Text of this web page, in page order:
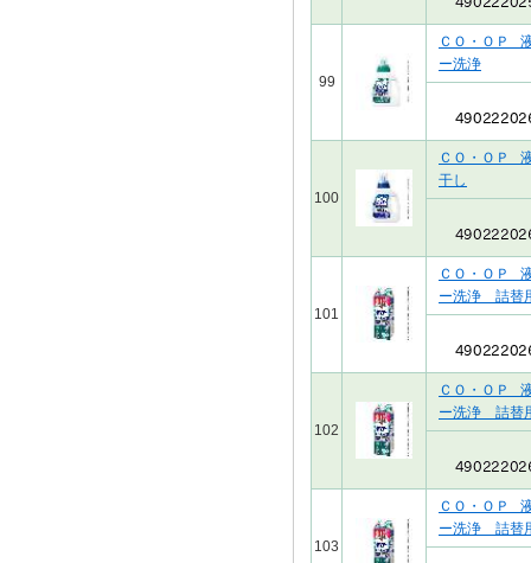
99
ＣＯ・ＯＰ
ー洗浄
100
ＣＯ・ＯＰ
干し
101
ＣＯ・ＯＰ
ー洗浄 詰替
102
ＣＯ・ＯＰ
ー洗浄 詰替
103
ＣＯ・ＯＰ
ー洗浄 詰替